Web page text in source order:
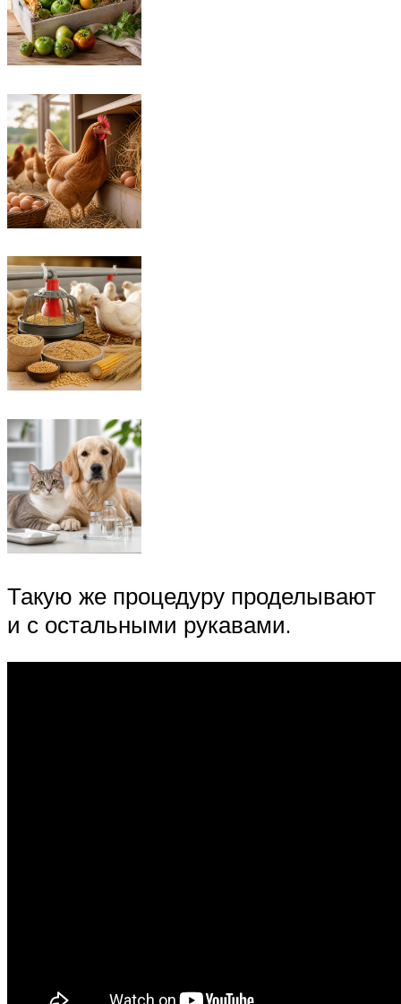
Такую же процедуру проделывают
и с остальными рукавами.